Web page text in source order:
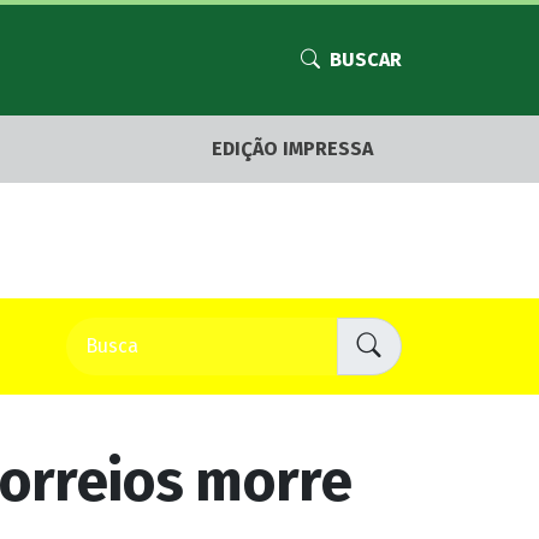
BUSCAR
EDIÇÃO IMPRESSA